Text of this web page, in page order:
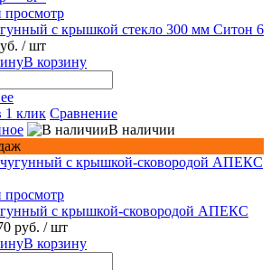
с крышкой стекло 300 мм Ситон 6
/ шт
В корзину
1 клик Сравнение
В наличии
с крышкой-сковородой АПЕКС
руб. / шт
В корзину